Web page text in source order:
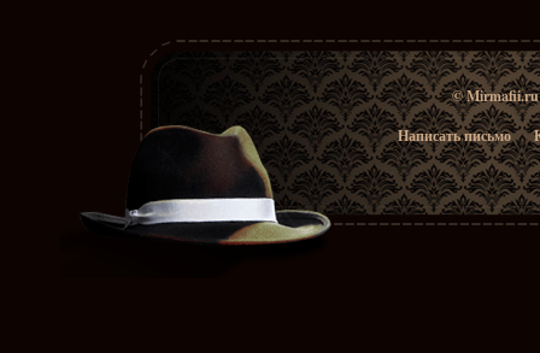
© Mirmafii.ru
Написать письмо